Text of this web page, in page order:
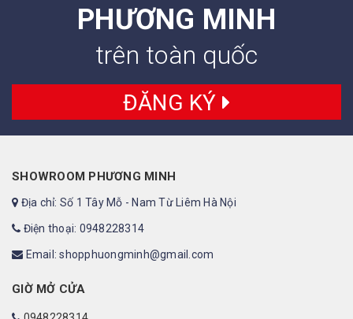
PHƯƠNG MINH
trên toàn quốc
ĐĂNG KÝ
SHOWROOM PHƯƠNG MINH
Địa chỉ: Số 1 Tây Mỗ - Nam Từ Liêm Hà Nội
Điện thoại: 0948228314
Email: shopphuongminh@gmail.com
GIỜ MỞ CỬA